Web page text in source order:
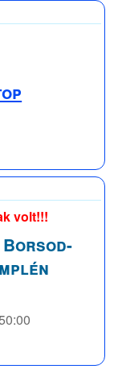
volt!!!
Borsod-